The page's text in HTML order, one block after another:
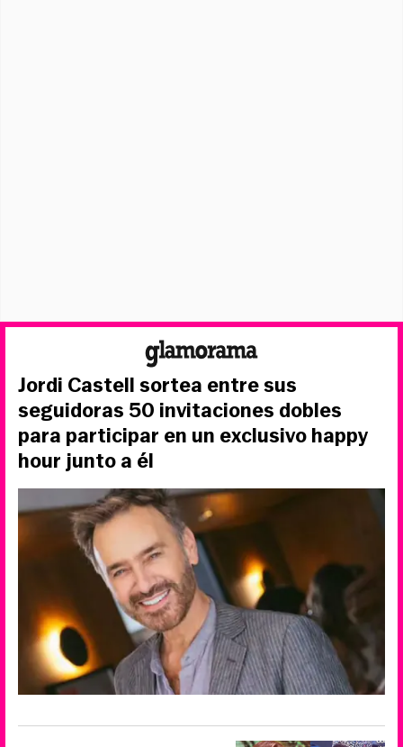
Jordi Castell sortea entre sus
seguidoras 50 invitaciones dobles
para participar en un exclusivo happy
hour junto a él